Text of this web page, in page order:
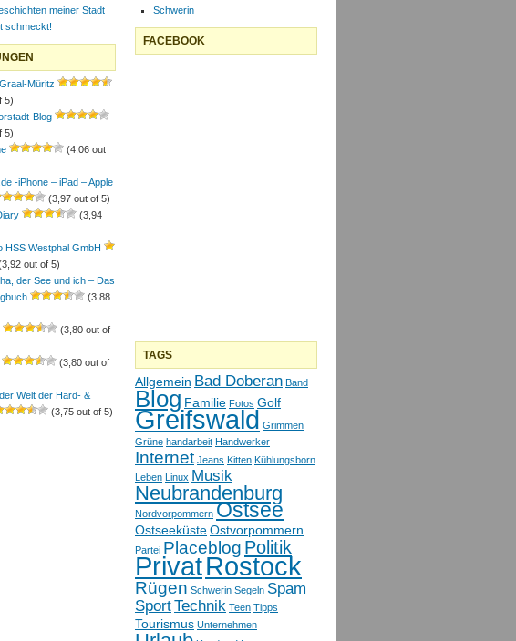
meiner Stadt
schmeckt!
Müritz
5)
Blog
5)
(4,06 out
-iPhone – iPad – Apple
(3,97 out of 5)
(3,94
HSS Westphal GmbH
out of 5)
der See und ich – Das
(3,88
(3,80 out of
(3,80 out of
Welt der Hard- &
(3,75 out of 5)
Schwerin
FACEBOOK
TAGS
Allgemein Bad Doberan Band
Blog Familie Fotos Golf
Greifswald Grimmen
Grüne handarbeit Handwerker
Internet Jeans Kitten Kühlungsborn
Leben Linux Musik
Neubrandenburg
Nordvorpommern Ostsee
OstseeküsteOstvorpommern
Partei Placeblog Politik
PrivatRostock
Rügen Schwerin Segeln Spam
SportTechnik Teen Tipps
Tourismus Unternehmen